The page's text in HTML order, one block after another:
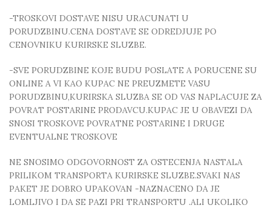
-TROSKOVI DOSTAVE NISU URACUNATI U
PORUDZBINU.CENA DOSTAVE SE ODREDJUJE PO
CENOVNIKU KURIRSKE SLUZBE.
-SVE PORUDZBINE KOJE BUDU POSLATE A PORUCENE SU
ONLINE A VI KAO KUPAC NE PREUZMETE VASU
PORUDZBINU,KURIRSKA SLUZBA SE OD VAS NAPLACUJE ZA
POVRAT POSTARINE PRODAVCU.KUPAC JE U OBAVEZI DA
SNOSI TROSKOVE POVRATNE POSTARINE I DRUGE
EVENTUALNE TROSKOVE
NE SNOSIMO ODGOVORNOST ZA OSTECENJA NASTALA
PRILIKOM TRANSPORTA KURIRSKE SLUZBE.SVAKI NAS
PAKET JE DOBRO UPAKOVAN -NAZNACENO DA JE
LOMLJIVO I DA SE PAZI PRI TRANSPORTU .ALI UKOLIKO